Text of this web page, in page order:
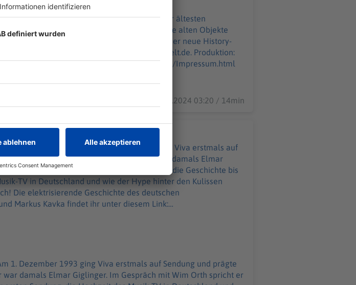
die frühen Menschen eine Kultur. Einige der ältesten
Was verraten uns diese rund 40.000 Jahre alten Objekte
WELT-DIGITAL.html
26.12.2024 03:20 / 14min
Musik-TV
wilde Zeit des Musik-TV
in Deutschland: Am 1. Dezember 1993 ging Viva erstmals auf
Mittendrin als Gründungsredakteur war damals Elmar
er in dieser Folge von "Aha! History" über die Geschichte bis
TV in Deutschland und wie der Hype hinter den Kulissen
Markus Kavka findet ihr unter diesem Link:
prägte: https://www.welt.de/podcasts/aha-
ist der neue History-Podcast von WELT. Immer montags und
article157550705/Datenschutzerklaerung-WELT-DIGITAL.html
1. Dezember 1993 ging Viva erstmals auf Sendung und prägte
damals Elmar Giglinger. Im Gespräch mit Wim Orth spricht er